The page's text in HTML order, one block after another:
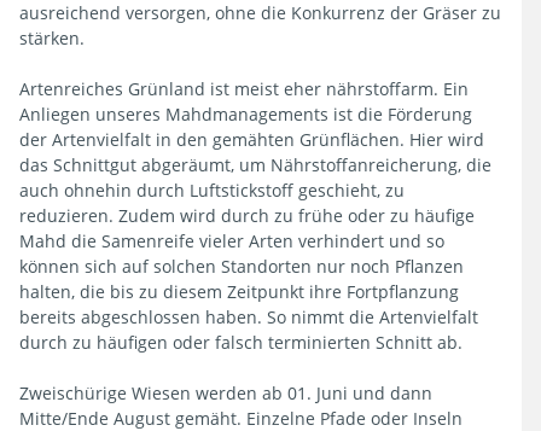
ausreichend versorgen, ohne die Konkurrenz der Gräser zu
stärken.
Artenreiches Grünland ist meist eher nährstoffarm. Ein
Anliegen unseres Mahdmanagements ist die Förderung
der Artenvielfalt in den gemähten Grünflächen. Hier wird
das Schnittgut abgeräumt, um Nährstoffanreicherung, die
auch ohnehin durch Luftstickstoff geschieht, zu
reduzieren. Zudem wird durch zu frühe oder zu häufige
Mahd die Samenreife vieler Arten verhindert und so
können sich auf solchen Standorten nur noch Pflanzen
halten, die bis zu diesem Zeitpunkt ihre Fortpflanzung
bereits abgeschlossen haben. So nimmt die Artenvielfalt
durch zu häufigen oder falsch terminierten Schnitt ab.
Zweischürige Wiesen werden ab 01. Juni und dann
Mitte/Ende August gemäht. Einzelne Pfade oder Inseln